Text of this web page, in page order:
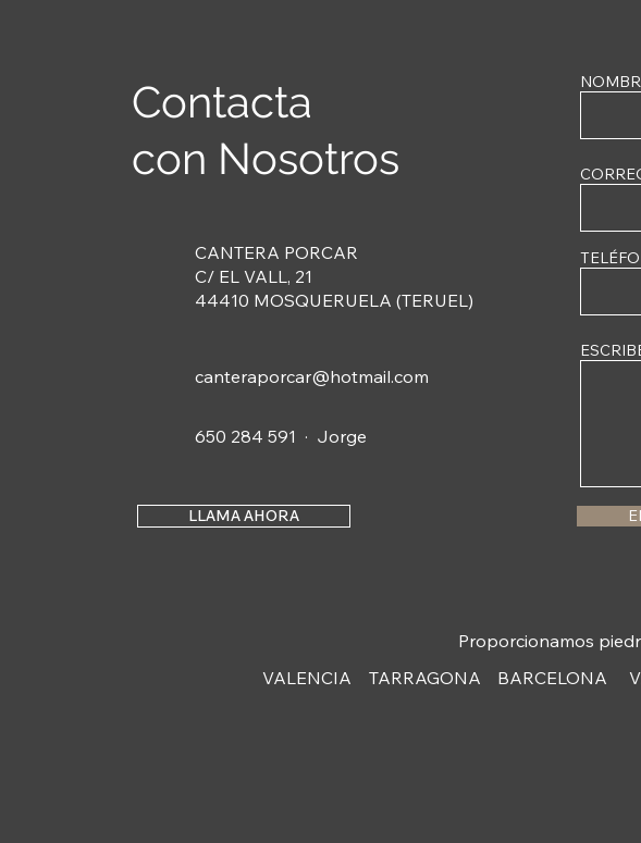
Contacta
con Nosotros
CANTERA PORCAR
C/ EL VALL, 21
44410 MOSQUERUELA (TERUEL)
canteraporcar@hotmail.com
650 284 591 · Jorge
LLAMA AHORA
Proporcionamos
VALENCIA
TARRAGONA BARCELONA